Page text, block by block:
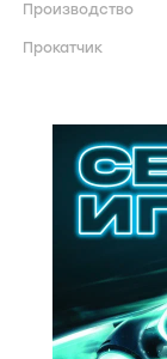
Производство
Прокатчик